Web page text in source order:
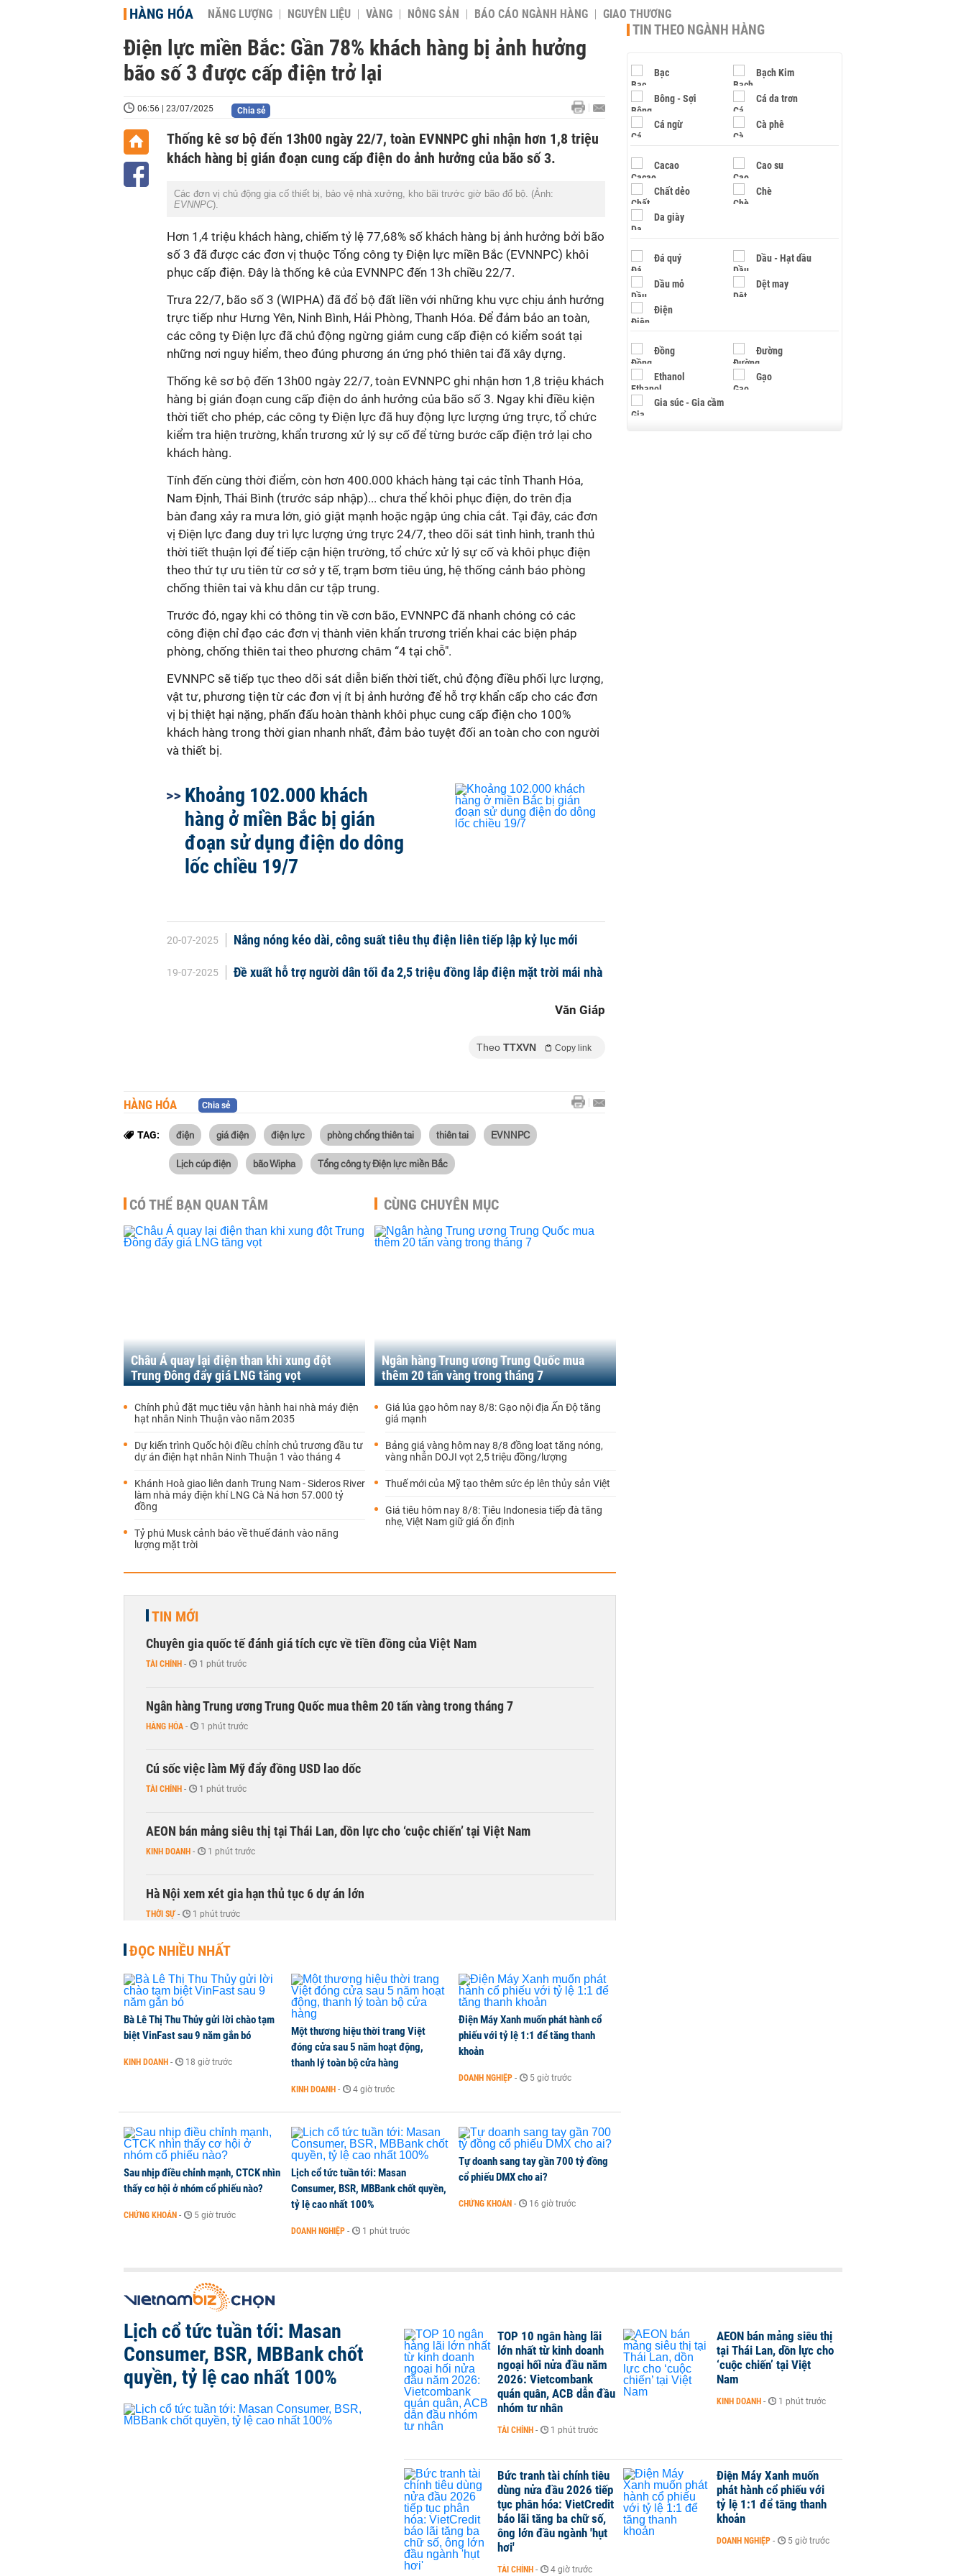
HÀNG HÓA NĂNG LƯỢNG NGUYÊN LIỆU VÀNG NÔNG SẢN BÁO CÁO NGÀNH HÀNG GIAO THƯƠNG
Điện lực miền Bắc: Gần 78% khách hàng bị ảnh hưởng
bão số 3 được cấp điện trở lại
06:56 | 23/07/2025 Chia sẻ
Thống kê sơ bộ đến 13h00 ngày 22/7, toàn EVNNPC ghi nhận hơn 1,8 triệu
khách hàng bị gián đoạn cung cấp điện do ảnh hưởng của bão số 3.
Các đơn vị chủ động gia cố thiết bị, bảo vệ nhà xưởng, kho bãi trước giờ bão đổ bộ. (Ảnh:
EVNNPC).
Hơn 1,4 triệu khách hàng, chiếm tỷ lệ 77,68% số khách hàng bị ảnh hưởng bởi bão
số 3 đã được các đơn vị thuộc Tổng công ty Điện lực miền Bắc (EVNNPC) khôi
phục cấp điện. Đây là thống kê của EVNNPC đến 13h chiều 22/7.
Trưa 22/7, bão số 3 (WIPHA) đã đổ bộ đất liền với những khu vực chịu ảnh hưởng
trực tiếp như Hưng Yên, Ninh Bình, Hải Phòng, Thanh Hóa. Để đảm bảo an toàn,
các công ty Điện lực đã chủ động ngừng giảm cung cấp điện có kiểm soát tại
những nơi nguy hiểm, theo đúng phương án ứng phó thiên tai đã xây dựng.
Thống kê sơ bộ đến 13h00 ngày 22/7, toàn EVNNPC ghi nhận hơn 1,8 triệu khách
hàng bị gián đoạn cung cấp điện do ảnh hưởng của bão số 3. Ngay khi điều kiện
thời tiết cho phép, các công ty Điện lực đã huy động lực lượng ứng trực, tổ chức
kiểm tra hiện trường, khẩn trương xử lý sự cố để từng bước cấp điện trở lại cho
khách hàng.
Tính đến cùng thời điểm, còn hơn 400.000 khách hàng tại các tỉnh Thanh Hóa,
Nam Định, Thái Bình (trước sáp nhập)... chưa thể khôi phục điện, do trên địa
bàn đang xảy ra mưa lớn, gió giật mạnh hoặc ngập úng chia cắt. Tại đây, các đơn
vị Điện lực đang duy trì lực lượng ứng trực 24/7, theo dõi sát tình hình, tranh thủ
thời tiết thuận lợi để tiếp cận hiện trường, tổ chức xử lý sự cố và khôi phục điện
theo thứ tự ưu tiên từ cơ sở y tế, trạm bơm tiêu úng, hệ thống cảnh báo phòng
chống thiên tai và khu dân cư tập trung.
Trước đó, ngay khi có thông tin về cơn bão, EVNNPC đã nhanh chóng có các
công điện chỉ đạo các đơn vị thành viên khẩn trương triển khai các biện pháp
phòng, chống thiên tai theo phương châm “4 tại chỗ".
EVNNPC sẽ tiếp tục theo dõi sát diễn biến thời tiết, chủ động điều phối lực lượng,
vật tư, phương tiện từ các đơn vị ít bị ảnh hưởng để hỗ trợ khẩn cấp cho các đơn
vị bị thiệt hại nặng, phấn đấu hoàn thành khôi phục cung cấp điện cho 100%
khách hàng trong thời gian nhanh nhất, đảm bảo tuyệt đối an toàn cho con người
và thiết bị.
Khoảng 102.000 khách
hàng ở miền Bắc bị gián
đoạn sử dụng điện do dông
lốc chiều 19/7
20-07-2025 Nắng nóng kéo dài, công suất tiêu thụ điện liên tiếp lập kỷ lục mới
19-07-2025 Đề xuất hỗ trợ người dân tối đa 2,5 triệu đồng lắp điện mặt trời mái nhà
Văn Giáp
Theo TTXVN Copy link
HÀNG HÓA Chia sẻ
TAG: điện giá điện điện lực phòng chống thiên tai thiên tai EVNNPC
Lịch cúp điện bão Wipha Tổng công ty Điện lực miền Bắc
CÓ THỂ BẠN QUAN TÂM
Châu Á quay lại điện than khi xung đột
Trung Đông đẩy giá LNG tăng vọt
Chính phủ đặt mục tiêu vận hành hai nhà máy điện
hạt nhân Ninh Thuận vào năm 2035
Dự kiến trình Quốc hội điều chỉnh chủ trương đầu tư
dự án điện hạt nhân Ninh Thuận 1 vào tháng 4
Khánh Hoà giao liên danh Trung Nam - Sideros River
làm nhà máy điện khí LNG Cà Ná hơn 57.000 tỷ
đồng
Tỷ phú Musk cảnh báo về thuế đánh vào năng
lượng mặt trời
CÙNG CHUYÊN MỤC
Ngân hàng Trung ương Trung Quốc mua
thêm 20 tấn vàng trong tháng 7
Giá lúa gạo hôm nay 8/8: Gạo nội địa Ấn Độ tăng
giá mạnh
Bảng giá vàng hôm nay 8/8 đồng loạt tăng nóng,
vàng nhẫn DOJI vọt 2,5 triệu đồng/lượng
Thuế mới của Mỹ tạo thêm sức ép lên thủy sản Việt
Giá tiêu hôm nay 8/8: Tiêu Indonesia tiếp đà tăng
nhẹ, Việt Nam giữ giá ổn định
TIN MỚI
Chuyên gia quốc tế đánh giá tích cực về tiền đồng của Việt Nam
TÀI CHÍNH - 1 phút trước
Ngân hàng Trung ương Trung Quốc mua thêm 20 tấn vàng trong tháng 7
HÀNG HÓA - 1 phút trước
Cú sốc việc làm Mỹ đẩy đồng USD lao dốc
TÀI CHÍNH - 1 phút trước
AEON bán mảng siêu thị tại Thái Lan, dồn lực cho ‘cuộc chiến’ tại Việt Nam
KINH DOANH - 1 phút trước
Hà Nội xem xét gia hạn thủ tục 6 dự án lớn
THỜI SỰ - 1 phút trước
ĐỌC NHIỀU NHẤT
Bà Lê Thị Thu Thủy gửi lời chào tạm
biệt VinFast sau 9 năm gắn bó
KINH DOANH - 18 giờ trước
Một thương hiệu thời trang Việt
đóng cửa sau 5 năm hoạt động,
thanh lý toàn bộ cửa hàng
KINH DOANH - 4 giờ trước
Điện Máy Xanh muốn phát hành cổ
phiếu với tỷ lệ 1:1 để tăng thanh
khoản
DOANH NGHIỆP - 5 giờ trước
Sau nhịp điều chỉnh mạnh, CTCK nhìn
thấy cơ hội ở nhóm cổ phiếu nào?
CHỨNG KHOÁN - 5 giờ trước
Lịch cổ tức tuần tới: Masan
Consumer, BSR, MBBank chốt quyền,
tỷ lệ cao nhất 100%
DOANH NGHIỆP - 1 phút trước
Tự doanh sang tay gần 700 tỷ đồng
cổ phiếu DMX cho ai?
CHỨNG KHOÁN - 16 giờ trước
TIN THEO NGÀNH HÀNG
Bạc Bạch Kim
Bông - Sợi Cá da trơn
Cá ngừ Cà phê
Cacao Cao su
Chất dẻo Chè
Da giày
Đá quý Dầu - Hạt dầu
Dầu mỏ Dệt may
Điện
Đồng Đường
Ethanol Gạo
Gia súc - Gia cầm
Lịch cổ tức tuần tới: Masan
Consumer, BSR, MBBank chốt
quyền, tỷ lệ cao nhất 100%
TOP 10 ngân hàng lãi
lớn nhất từ kinh doanh
ngoại hối nửa đầu năm
2026: Vietcombank
quán quân, ACB dẫn đầu
nhóm tư nhân
TÀI CHÍNH - 1 phút trước
AEON bán mảng siêu thị
tại Thái Lan, dồn lực cho
‘cuộc chiến’ tại Việt
Nam
KINH DOANH - 1 phút trước
Bức tranh tài chính tiêu
dùng nửa đầu 2026 tiếp
tục phân hóa: VietCredit
báo lãi tăng ba chữ số,
ông lớn đầu ngành 'hụt
hơi'
TÀI CHÍNH - 4 giờ trước
Điện Máy Xanh muốn
phát hành cổ phiếu với
tỷ lệ 1:1 để tăng thanh
khoản
DOANH NGHIỆP - 5 giờ trước